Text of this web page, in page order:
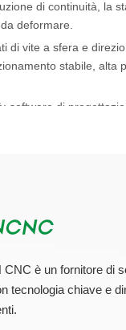
di continuità, la
deformare.
di vite a sfera e
stabile, alta
software di
il miglior router
come il
è un fornitore di
tecnologia chiave e